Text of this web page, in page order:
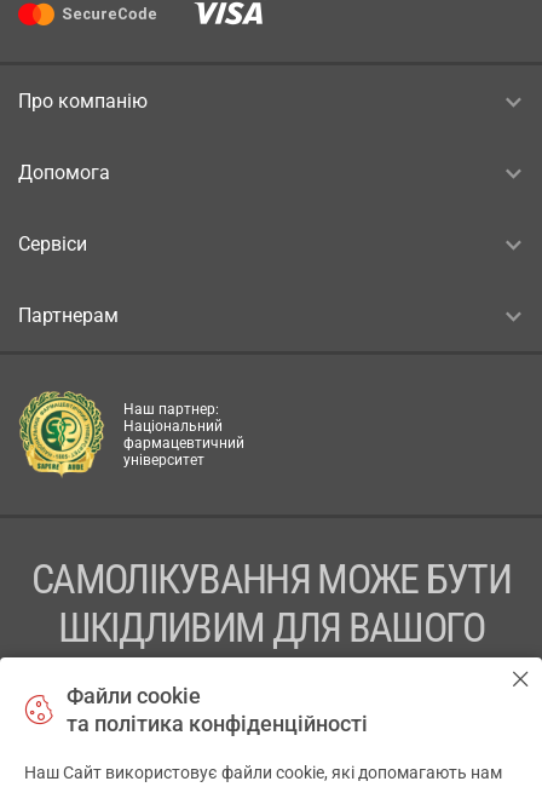
Про компанію
Допомога
Сервіси
Партнерам
Наш партнер:
Національний
фармацевтичний
університет
САМОЛІКУВАННЯ МОЖЕ БУТИ
ШКІДЛИВИМ ДЛЯ ВАШОГО
ПЕРЕД ЗАСТОСУВАННЯМ ПРЕПАРАТУ ПРОКОНСУЛЬТУЙТЕСЬ
Файли cookie
та політика конфіденційності
Наш Сайт використовує файли cookie, які допомагають нам